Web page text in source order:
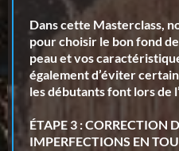
Dans cette Masterclass,
pour choisir le bon fond
peau et vos
également d’éviter
les débutants font lors de
ÉTAPE 3 : CORRECTION
IMPERFECTIONS EN